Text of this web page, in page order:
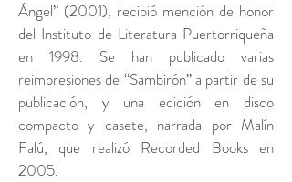
Ángel” (2001), recibió mención de honor
del Instituto de Literatura Puertorriqueña
en 1998. Se han publicado varias
reimpresiones de “Sambirón” a partir de su
publicación, y una edición en disco
compacto y casete, narrada por Malín
Falú, que realizó Recorded Books en
2005.